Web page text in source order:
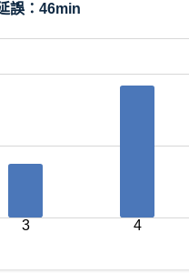
誤： 46min
3 4